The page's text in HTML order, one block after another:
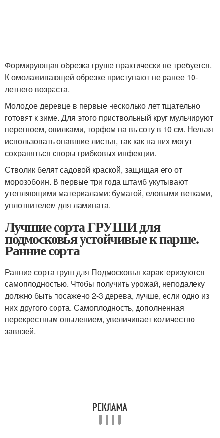
Формирующая обрезка груше практически не требуется.
К омолаживающей обрезке приступают не ранее 10-
летнего возраста.
Молодое деревце в первые несколько лет тщательно
готовят к зиме. Для этого приствольный круг мульчируют
перегноем, опилками, торфом на высоту в 10 см. Нельзя
использовать опавшие листья, так как на них могут
сохраняться споры грибковых инфекции.
Стволик белят садовой краской, защищая его от
морозобоин. В первые три года штамб укутывают
утепляющими материалами: бумагой, еловыми ветками,
уплотнителем для ламината.
Лучшие сорта ГРУШИ для
подмосковья устойчивые к парше.
Ранние сорта
Ранние сорта груш для Подмосковья характеризуются
самоплодностью. Чтобы получить урожай, неподалеку
должно быть посажено 2-3 дерева, лучше, если одно из
них другого сорта. Самоплодность, дополненная
перекрестным опылением, увеличивает количество
завязей.